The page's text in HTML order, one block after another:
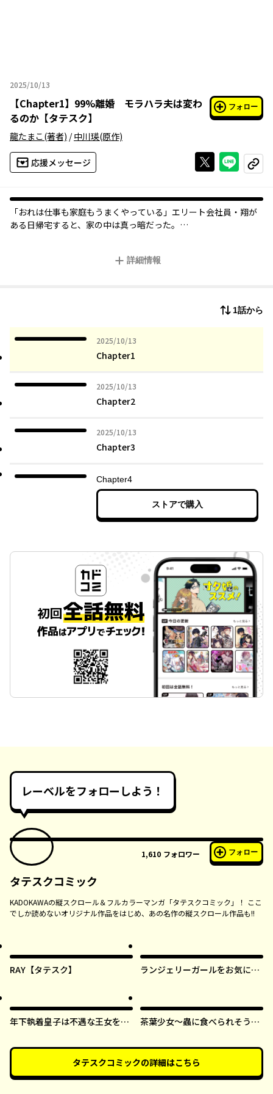
2025/10/13
2025年10月13日
【Chapter1】 99%離婚 モラハラ夫は変わ
るのか【タテスク】
フォロー
龍たまこ(著者) /中川瑛(原作)
応援メッセージ Xで投稿する
ライン
コピー
「おれは仕事も家庭もうまくやっている」エリート会社員・翔が
ある日帰宅すると、家の中は真っ暗だった。
「なにその服？ もう少し体型戻さないと似合わなくない？(笑)」
…夫の機嫌を絶えず伺い、
傷ついてばかりできた妻・彩。自分がモラハラ被害者と気づいた
彼女は、娘を連れて家を出ていた―。
は、変わりたいと必死でもがく、一組の夫婦の物語です。
詳細情報
1話から
2025/10/13
2025年10月13日
Chapter1
2025/10/13
2025年10月13日
Chapter2
2025/10/13
2025年10月13日
Chapter3
Chapter4
ストアで購入
レーベルをフォローしよう！
1,610 フォロワー フォロー
タテスクコミック
KADOKAWAの縦スクロール＆フルカラーマンガ「タテスクコミック」！ ここ
でしか読めないオリジナル作品をはじめ、あの名作の縦スクロール作品も!!
RAY【タテスク】
ランジェリーガールをお気に召
年下執着皇子は不遇な王女を愛
茶葉少女～蟲に食べられそうに
した！～【タテスク】
タテスクコミックの詳細はこちら